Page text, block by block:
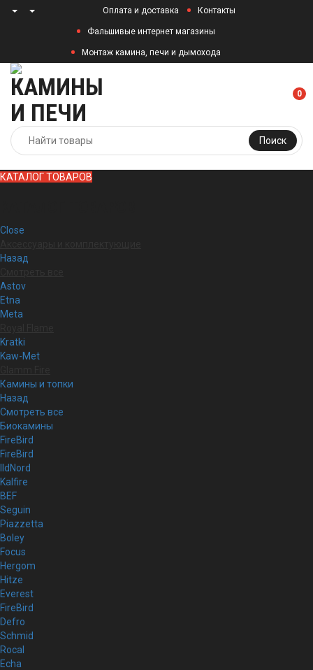
Оплата и доставка Контакты
Фальшивые интернет магазины
Монтаж камина, печи и дымохода
Поиск
0
КАТАЛОГ ТОВАРОВ
Close
Назад
Astov
Etna
Meta
Kratki
Kaw-Met
Камины и топки
Назад
Смотреть все
Биокамины
FireBird
FireBird
IldNord
Kalfire
BEF
Seguin
Piazzetta
Boley
Focus
Hergom
Hitze
Everest
FireBird
Defro
Schmid
Rocal
Echa